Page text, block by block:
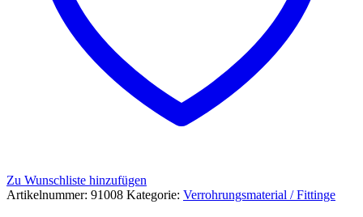
Zu Wunschliste hinzufügen
Artikelnummer: 91008 Kategorie: Verrohrungsmaterial / Fittinge